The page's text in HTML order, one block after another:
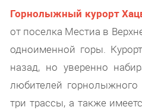
Горнолыжный курорт
от поселка Местиа в
одноименной горы.
назад, но уверенно
любителей горнолыжного
три трассы, а также